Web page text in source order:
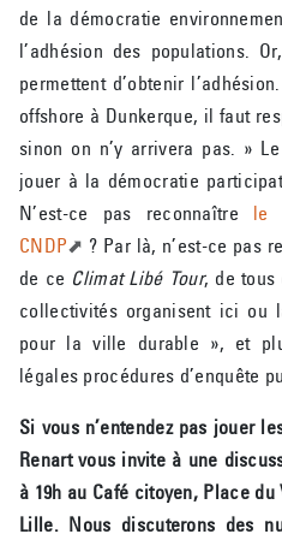
de la démocratie
l’adhésion des populations.
permettent d’obtenir
offshore à Dunkerque, il faut
sinon on n’y arrivera pas. »
jouer à la démocratie
N’est-ce pas reconnaître le
CNDP
? Par là, n’est-ce pas
de ce Climat Libé Tour, de tous
collectivités organisent ici ou
pour la ville durable », et
légales procédures d’enquête
Si vous n’entendez pas jouer
Renart vous invite à une
à 19h au Café citoyen, Place
Lille. Nous discuterons des